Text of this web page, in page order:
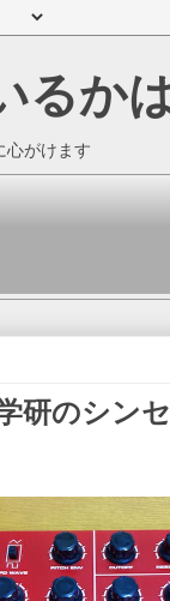
るか
心がけます
研のシン